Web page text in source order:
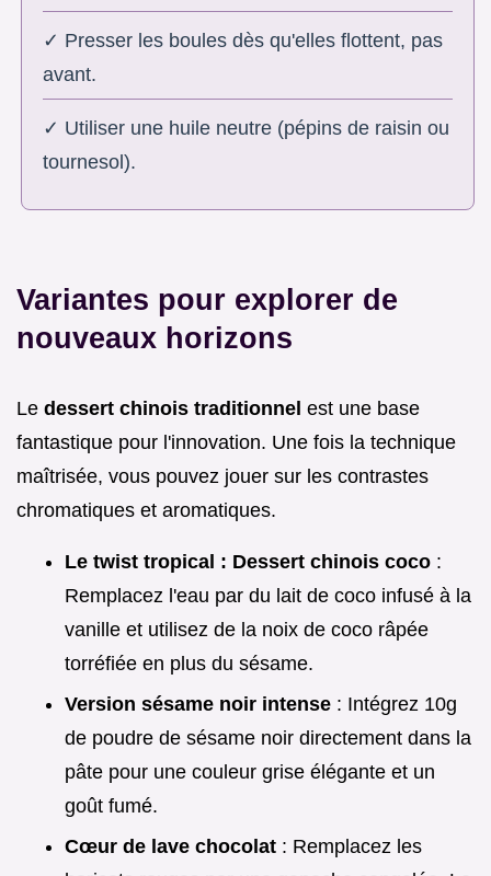
✓ Presser les boules dès qu'elles flottent, pas
avant.
✓ Utiliser une huile neutre (pépins de raisin ou
tournesol).
Variantes pour explorer de
nouveaux horizons
Le dessert chinois traditionnel est une base
fantastique pour l'innovation. Une fois la technique
maîtrisée, vous pouvez jouer sur les contrastes
chromatiques et aromatiques.
Le twist tropical : Dessert chinois coco :
Remplacez l'eau par du lait de coco infusé à la
vanille et utilisez de la noix de coco râpée
torréfiée en plus du sésame.
Version sésame noir intense : Intégrez 10g
de poudre de sésame noir directement dans la
pâte pour une couleur grise élégante et un
goût fumé.
Cœur de lave chocolat : Remplacez les